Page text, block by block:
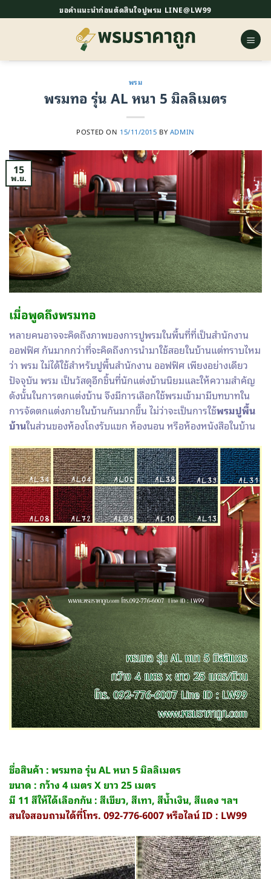
ไป
ขอคำแนะนำก่อนตัดสินใจปูพรม LINE@LW99
พรม
พรมทอ รุ่น AL หนา 5 มิลลิเมตร
POSTED ON 15/11/2015 BY ADMIN
15
พ.ย.
เมื่อพูดถึงพรมทอ
หลายคนอาจจะคิดถึงภาพของการปูพรมในพื้นที่ที่เป็นสำนักงาน
ออฟฟิศ กันมากกว่าที่จะคิดถึงการนำมาใช้สอยในบ้านแต่ทราบไหม
ว่า พรม ไม่ได้ใช้สำหรับปูพื้นสำนักงาน ออฟฟิศ เพียงอย่างเดียว
ปัจจุบัน พรม เป็นวัสดุอีกชิ้นที่นักแต่งบ้านนิยมและให้ความสำคัญ
ดังนั้นในการตกแต่งบ้าน จึงมีการเลือกใช้พรมเข้ามามีบทบาทใน
การจัดตกแต่งภายในบ้านกันมากขึ้น ไม่ว่าจะเป็นการใช้พรมปูพื้น
บ้านในส่วนของห้องโถงรับแขก ห้องนอน หรือห้องหนังสือในบ้าน
ชื่อสินค้า : พรมทอ รุ่น AL หนา 5 มิลลิเมตร
ขนาด : กว้าง 4 เมตร X ยาว 25 เมตร
มี 11 สีให้ได้เลือกกัน : สีเขียว, สีเทา, สีน้ำเงิน, สีแดง ฯลฯ
สนใจสอบถามได้ที่โทร. 092-776-6007 หรือไลน์ ID : LW99